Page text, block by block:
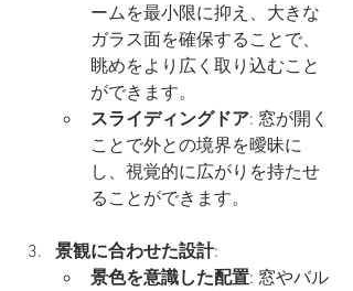
ームを最小限に抑え、大きな
ガラス面を確保することで、
眺めをより広く取り込むこと
ができます。
スライディングドア: 窓が開く
ことで外との境界を曖昧に
し、視覚的に広がりを持たせ
ることができます。
景観に合わせた設計:
景色を意識した配置: 窓やバル